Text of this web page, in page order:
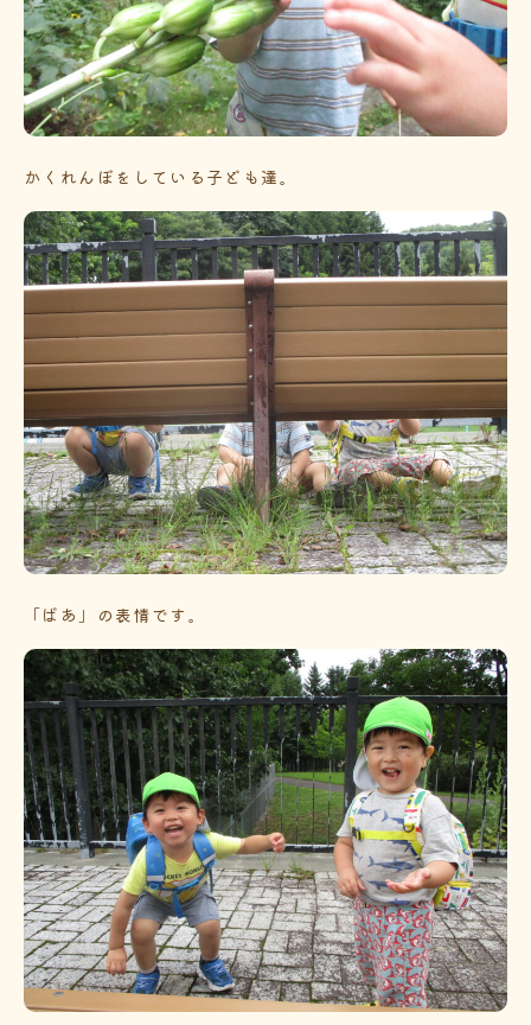
かくれんぼをしている子ども達。
「ばあ」の表情です。